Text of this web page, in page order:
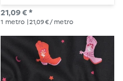
Felpuda
21,09 € *
1 metro | 21,09 € / metro